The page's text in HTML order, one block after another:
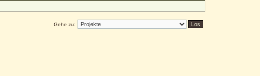
Gehe zu: